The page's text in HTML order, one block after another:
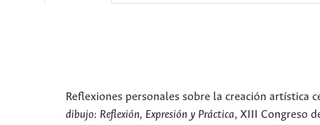
Reflexiones personales sobre la creación
dibujo: Reflexión, Expresión y Práctica, XIII Congreso